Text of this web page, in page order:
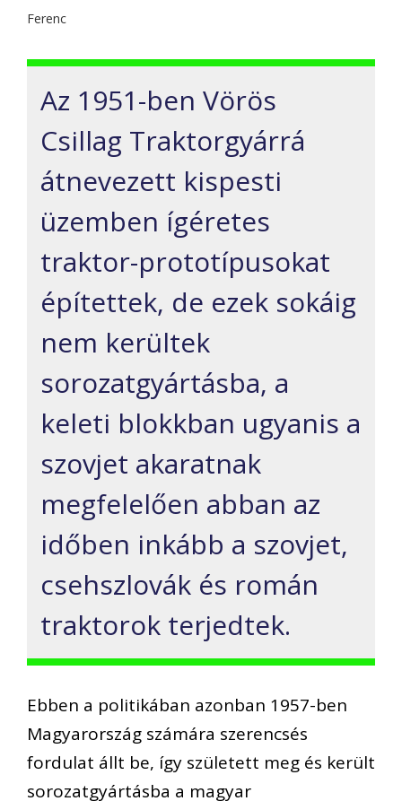
Ferenc
Az 1951-ben Vörös
Csillag Traktorgyárrá
átnevezett kispesti
üzemben ígéretes
traktor-prototípusokat
építettek, de ezek sokáig
nem kerültek
sorozatgyártásba, a
keleti blokkban ugyanis a
szovjet akaratnak
megfelelően abban az
időben inkább a szovjet,
csehszlovák és román
traktorok terjedtek.
Ebben a politikában azonban 1957-ben
Magyarország számára szerencsés
fordulat állt be, így született meg és került
sorozatgyártásba a magyar